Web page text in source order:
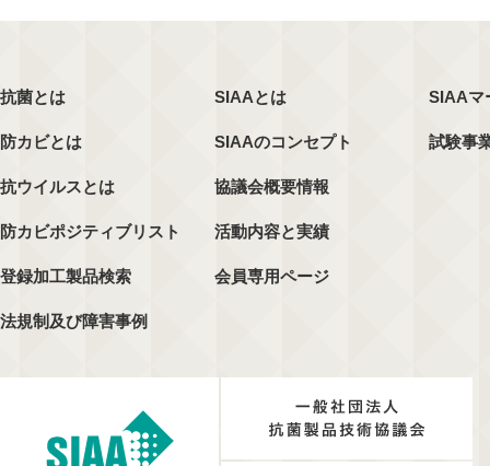
抗菌とは
防カビとは
抗ウイルスとは
防カビポジティブリスト
登録加工製品検索
法規制及び障害事例
SIAAとは
SIAAのコンセプト
協議会概要情報
活動内容と実績
会員専用ページ
SIAAマ
試験事